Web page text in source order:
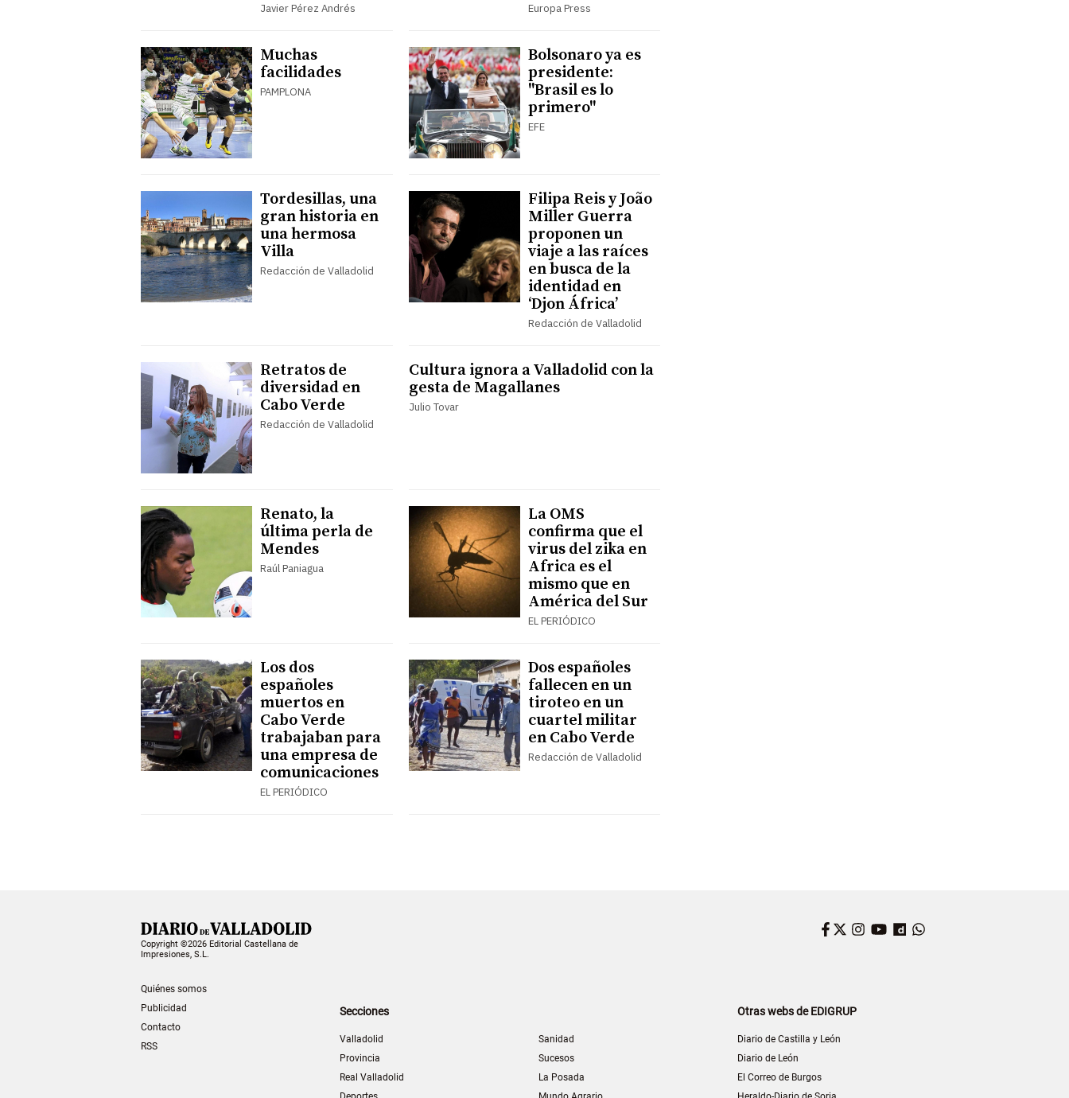
Javier Pérez Andrés Europa Press
Muchas
facilidades
PAMPLONA
Bolsonaro ya es
presidente:
"Brasil es lo
primero"
EFE
Tordesillas, una
gran historia en
una hermosa
Villa
Redacción de Valladolid
Filipa Reis y João
Miller Guerra
proponen un
viaje a las raíces
en busca de la
identidad en
‘Djon África’
Redacción de Valladolid
Retratos de
diversidad en
Cabo Verde
Redacción de Valladolid
Cultura ignora a Valladolid con la
gesta de Magallanes
Julio Tovar
Renato, la
última perla de
Mendes
Raúl Paniagua
La OMS
confirma que el
virus del zika en
Africa es el
mismo que en
América del Sur
EL PERIÓDICO
Los dos
españoles
muertos en
Cabo Verde
trabajaban para
una empresa de
comunicaciones
EL PERIÓDICO
Dos españoles
fallecen en un
tiroteo en un
cuartel militar
en Cabo Verde
Redacción de Valladolid
Copyright ©2026 Editorial Castellana de
Impresiones, S.L.
Quiénes somos
Publicidad
Contacto
RSS
Facebook
Twitter
Instagram
YouTube
Dailymotion
Secciones
Valladolid
Provincia
Real Valladolid
Sanidad
Sucesos
La Posada
Otras webs de EDIGRUP
Diario de Castilla y León
Diario de León
El Correo de Burgos